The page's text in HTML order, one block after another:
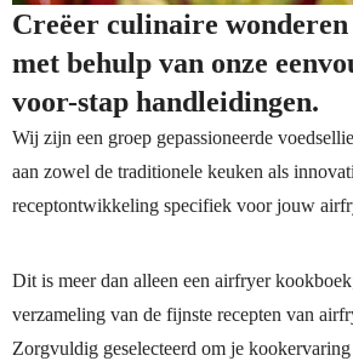
Creëer culinaire
met behulp van onze
voor-stap handleidingen.
Wij zijn een groep gepassioneerde
aan zowel de traditionele keuken als
receptontwikkeling specifiek voor jouw
Dit is meer dan alleen een airfryer
verzameling van de fijnste recepten van
Zorgvuldig geselecteerd om je